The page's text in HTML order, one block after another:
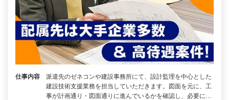
仕事内容
派遣先のゼネコンや建設事務所にて、設計監理を中心とした
建設技術支援業務を担当していただきます。図面を元に、工
事が計画通り・図面通りに進んでいるかを確認し、必要に…